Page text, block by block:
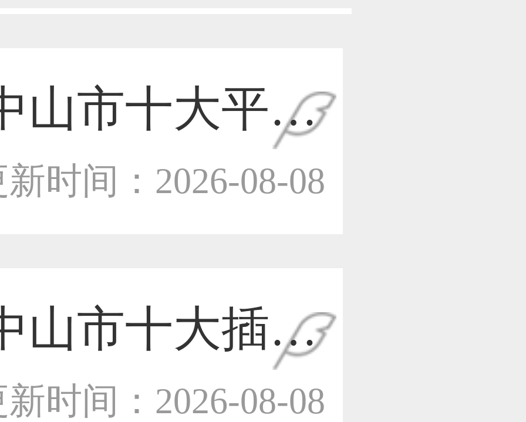
用户作品已成功备案！
用户作品已成功备案！
用户作品已成功备案！
用户作品已成功备案！
山市十大平面
设计师
新时间：2026-08-08
山市十大插画
师
新时间：2026-08-08